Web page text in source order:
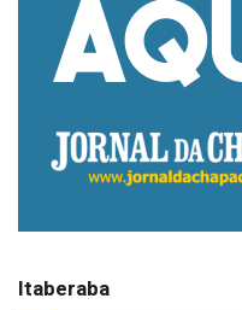
Itaberaba